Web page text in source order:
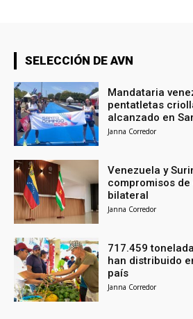
SELECCIÓN DE AVN
Mandataria
pentatletas
alcanzado en
Janna Corredor
Venezuela y
compromisos
bilateral
Janna Corredor
717.459
han distribuido
país
Janna Corredor